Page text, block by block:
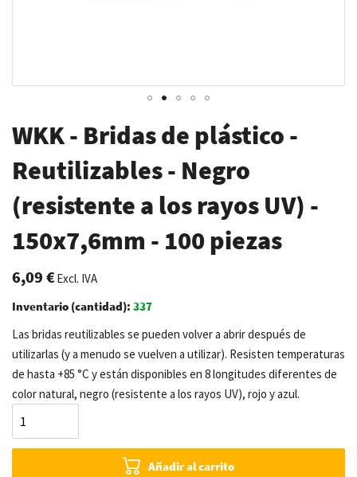
al
comienzo
de
la
galería
de
WKK - Bridas de plástico -
Reutilizables - Negro
(resistente a los rayos UV) -
150x7,6mm - 100 piezas
6,09 €Excl. IVA
Inventario (cantidad): 337
Las bridas reutilizables se pueden volver a abrir después de
utilizarlas (y a menudo se vuelven a utilizar). Resisten temperaturas
de hasta +85 °C y están disponibles en 8 longitudes diferentes de
color natural, negro (resistente a los rayos UV), rojo y azul.
Añadir al carrito